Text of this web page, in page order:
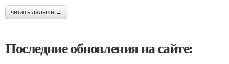
читать дальше →
Последние обновления на сайте: